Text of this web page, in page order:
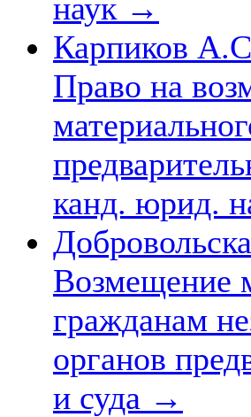
наук →
Карпиков
Право на
канд. юрид.
Возмещение
гражданам
органов
и суда →